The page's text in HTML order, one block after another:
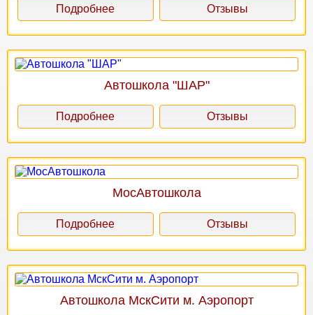
Подробнее Отзывы
Автошкола "ШАР"
Подробнее Отзывы
МосАвтошкола
Подробнее Отзывы
Автошкола МскСити м. Аэропорт